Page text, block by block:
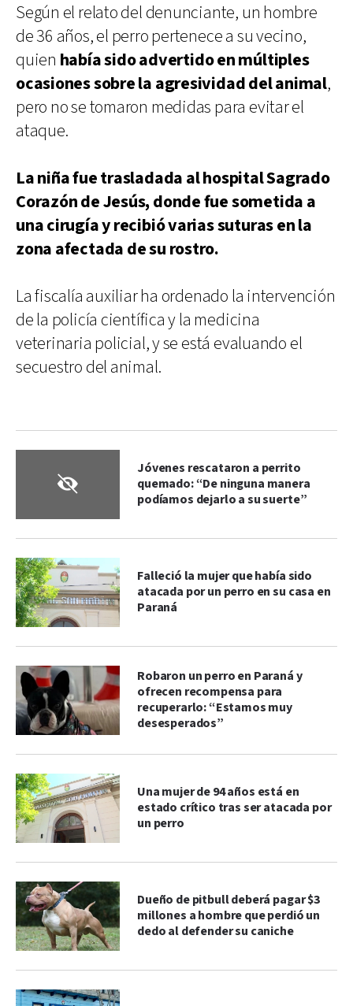
Según el relato del denunciante, un hombre
de 36 años, el perro pertenece a su vecino,
quien había sido advertido en múltiples
ocasiones sobre la agresividad del animal,
pero no se tomaron medidas para evitar el
ataque.
La niña fue trasladada al hospital Sagrado
Corazón de Jesús, donde fue sometida a
una cirugía y recibió varias suturas en la
zona afectada de su rostro.
La fiscalía auxiliar ha ordenado la intervención
de la policía científica y la medicina
veterinaria policial, y se está evaluando el
secuestro del animal.
Jóvenes rescataron a perrito
quemado: “De ninguna manera
podíamos dejarlo a su suerte”
Falleció la mujer que había sido
atacada por un perro en su casa en
Paraná
Robaron un perro en Paraná y
ofrecen recompensa para
recuperarlo: “Estamos muy
desesperados”
Una mujer de 94 años está en
estado crítico tras ser atacada por
un perro
Dueño de pitbull deberá pagar $3
millones a hombre que perdió un
dedo al defender su caniche